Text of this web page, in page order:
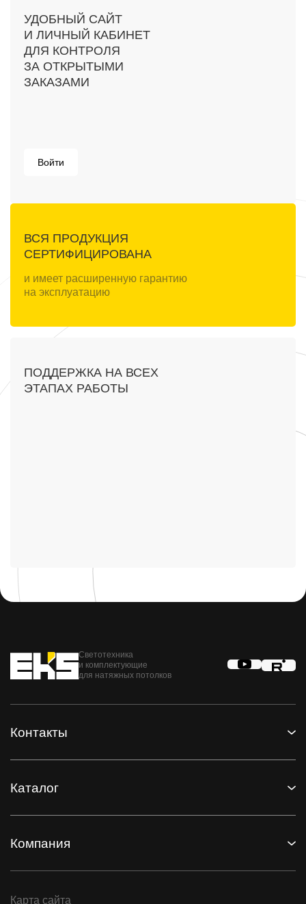
УДОБНЫЙ САЙТ
И ЛИЧНЫЙ КАБИНЕТ
ДЛЯ КОНТРОЛЯ
ЗА ОТКРЫТЫМИ
ЗАКАЗАМИ
Войти
ВСЯ ПРОДУКЦИЯ
СЕРТИФИЦИРОВАНА
и имеет расширенную гарантию
на эксплуатацию
ПОДДЕРЖКА НА ВСЕХ
ЭТАПАХ РАБОТЫ
Светотехника
и комплектующие
для натяжных потолков
Контакты
Компания
Каталог
Карта сайта